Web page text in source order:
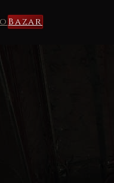
Bazar